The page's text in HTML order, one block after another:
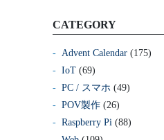
CATEGORY
Advent Calendar (175)
IoT (69)
PC / スマホ (49)
POV製作 (26)
Raspberry Pi (88)